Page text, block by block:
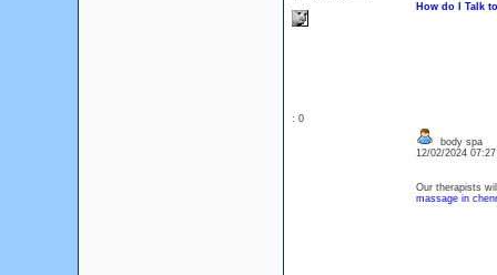
How do I Talk
: 0
body spa
12/02/2024
Our therapists
massage in